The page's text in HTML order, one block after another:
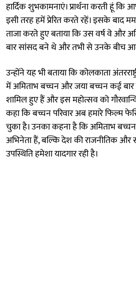
हार्दिक शुभकामनाएं। प्रार्थना करती हूं
इसी तरह हमें प्रेरित करते रहें। इसके बाद
ताजा करते हुए बताया कि उस वर्ष वे और
बार सांसद बने थे और तभी से उनके बीच
उन्होंने यह भी बताया कि कोलकाता
में अमिताभ बच्चन और जया बच्चन कई
शामिल हुए हैं और इस महोत्सव को
कहा कि बच्चन परिवार अब हमारे फिल्म
चुका है। उनका कहना है कि अमिताभ
अभिनेता हैं, बल्कि देश की राजनीतिक
उपस्थिति हमेशा यादगार रही है।